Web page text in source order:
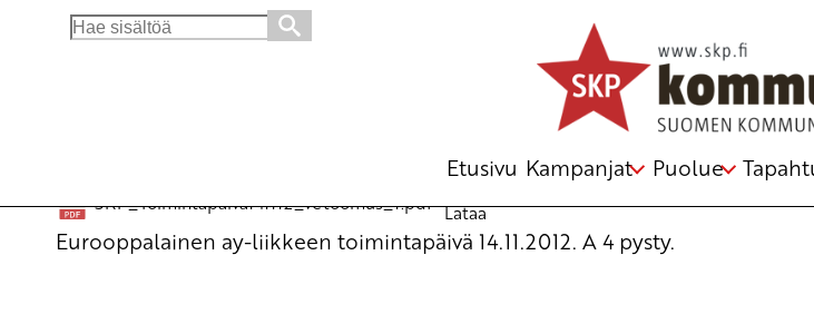
Search
Etusivu Kampanjat Puolue
SKP_Toimintapaiva141112_vetoomus_1.pdf Lataa
Eurooppalainen ay-liikkeen toimintapäivä 14.11.2012. A 4 pysty.